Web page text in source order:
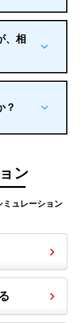
、相
+
？ +
ン
ミュレーション